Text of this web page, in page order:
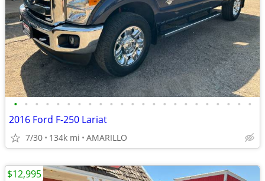
• • • • • • • • • • • • • • • • • • • • • • •
2016 Ford F-250 Lariat
7/30 134k mi AMARILLO
$12,995